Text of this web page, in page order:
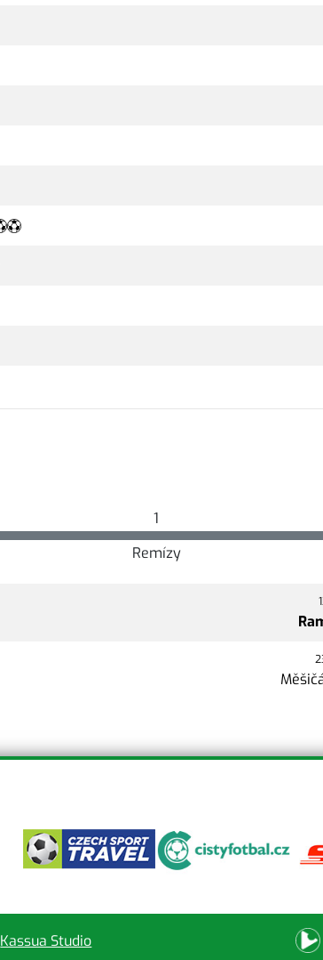
1
Remízy
Kassua Studio